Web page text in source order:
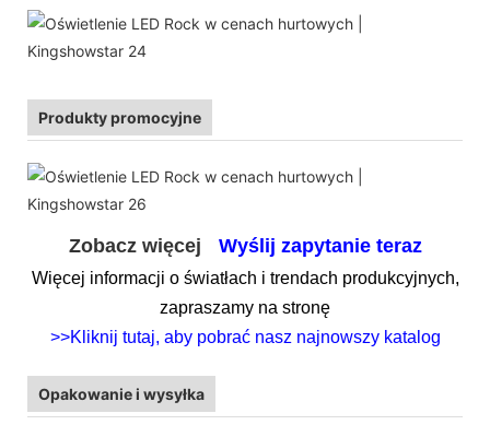
Produkty promocyjne
Zobacz więcej Wyślij zapytanie teraz
Więcej informacji o światłach i trendach produkcyjnych,
zapraszamy na stronę
>>Kliknij tutaj, aby pobrać nasz najnowszy katalog
Opakowanie i wysyłka